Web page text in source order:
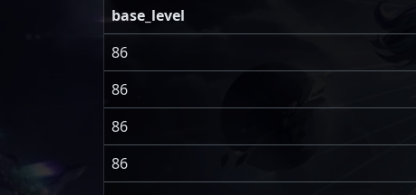
base_level
86
86
86
86